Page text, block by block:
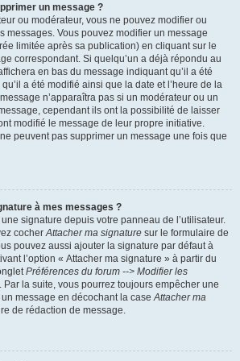
un message ?
ou modérateur, vous ne pouvez modifier ou
messages. Vous pouvez modifier un message
limitée après sa publication) en cliquant sur le
correspondant. Si quelqu’un a déjà répondu au
en bas du message indiquant qu’il a été
a été modifié ainsi que la date et l’heure de la
n’apparaîtra pas si un modérateur ou un
cependant ils ont la possibilité de laisser
modifié le message de leur propre initiative.
peuvent pas supprimer un message une fois que
à mes messages ?
signature depuis votre panneau de l’utilisateur.
cocherAttacher ma signature sur le formulaire de
pouvez aussi ajouter la signature par défaut à
l’option « Attacher ma signature » à partir du
Préférences du forum --> Modifier les
Par la suite, vous pourrez toujours empêcher une
un message en décochant la caseAttacher ma
de rédaction de message.